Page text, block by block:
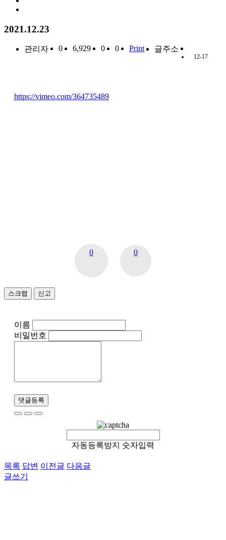
2021.12.23
관리자 0 6,929 0 0 Print 글주소
12-17
https://vimeo.com/364735489
0 0
스크랩 신고
이름
비밀번호
댓글등록
자동등록방지 숫자입력
목록 답변 이전글 다음글
글쓰기